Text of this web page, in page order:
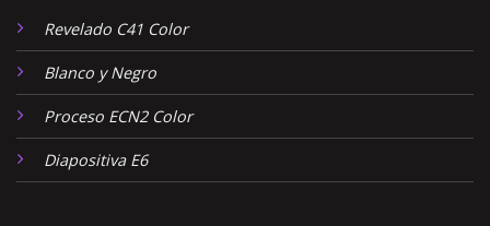
Revelado C41 Color
Blanco y Negro
Proceso ECN2 Color
Diapositiva E6